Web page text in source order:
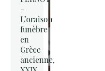
-
L’oraison
funèbre
en
Grèce
ancienne,